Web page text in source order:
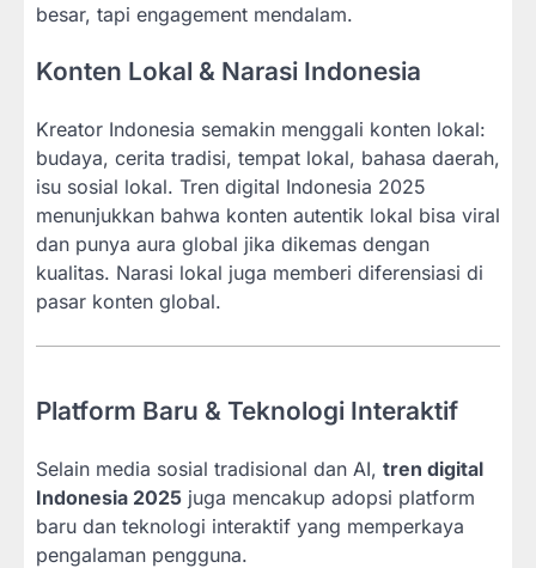
besar, tapi engagement mendalam.
Konten Lokal & Narasi Indonesia
Kreator Indonesia semakin menggali konten lokal:
budaya, cerita tradisi, tempat lokal, bahasa daerah,
isu sosial lokal. Tren digital Indonesia 2025
menunjukkan bahwa konten autentik lokal bisa viral
dan punya aura global jika dikemas dengan
kualitas. Narasi lokal juga memberi diferensiasi di
pasar konten global.
Platform Baru & Teknologi Interaktif
Selain media sosial tradisional dan AI, tren digital
Indonesia 2025 juga mencakup adopsi platform
baru dan teknologi interaktif yang memperkaya
pengalaman pengguna.